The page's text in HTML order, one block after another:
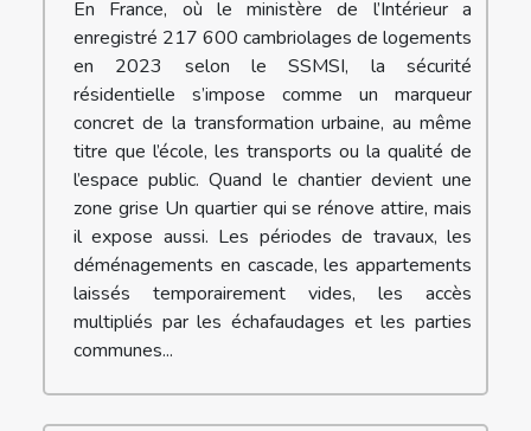
En France, où le ministère de l’Intérieur a
enregistré 217 600 cambriolages de logements
en 2023 selon le SSMSI, la sécurité
résidentielle s’impose comme un marqueur
concret de la transformation urbaine, au même
titre que l’école, les transports ou la qualité de
l’espace public. Quand le chantier devient une
zone grise Un quartier qui se rénove attire, mais
il expose aussi. Les périodes de travaux, les
déménagements en cascade, les appartements
laissés temporairement vides, les accès
multipliés par les échafaudages et les parties
communes...